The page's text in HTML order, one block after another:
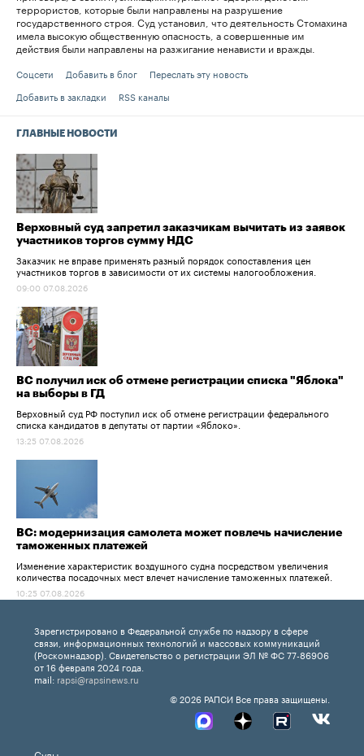
террористов, которые были направлены на разрушение
государственного строя. Суд установил, что деятельность Стомахина
имела высокую общественную опасность, а совершенные им
действия были направлены на разжигание ненависти и вражды.
Соцсети Добавить в блог
Переслать эту новость
Добавить в закладки
RSS каналы
ГЛАВНЫЕ НОВОСТИ
Верховный суд запретил заказчикам вычитать из заявок
участников торгов сумму НДС
Заказчик не вправе применять разный порядок сопоставления цен
участников торгов в зависимости от их системы налогообложения.
09:00 07.08.2026
ВС получил иск об отмене регистрации списка "Яблока"
на выборы в ГД
Верховный суд РФ поступил иск об отмене регистрации федерального
списка кандидатов в депутаты от партии «Яблоко».
13:25 07.08.2026
ВС: модернизация самолета может повлечь начисление
таможенных платежей
Изменение характеристик воздушного судна посредством увеличения
количества посадочных мест влечет начисление таможенных платежей.
10:25 07.08.2026
Зарегистрировано в Федеральной службе по надзору в сфере
связи, информационных технологий и массовых коммуникаций
(Роскомнадзор). Свидетельство о регистрации ЭЛ № ФС 77-86906
от 16 февраля 2024 года.
mail: rapsi@rapsinews.ru
© 2026 РАПСИ Все права защищены.